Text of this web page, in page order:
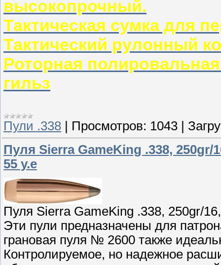
высокопрочный.
Тактическая сумка для
Тактический рулонный
Роторная
гильз
Пули .338 Просмотров: 1043
Пуля Sierra GameKing .338, 250gr/
55 у.е
Пуля Sierra GameKing .338, 250gr/
Эти пули предназначены для
грановая пуля № 2600 также
Контролируемое, но надежное